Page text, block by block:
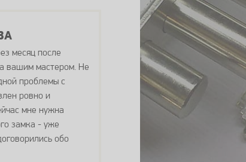
месяц после
вашим мастером. Не
проблемы с
ровно и
мне нужна
замка - уже
обо